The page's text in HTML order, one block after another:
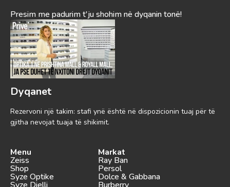
Presim me padurim t'ju shohim në dyqanin tonë!
Dyqanet
Rezervoni një takim: stafi ynë është në dispozicionin tuaj për të
gjitha nevojat tuaja të shikimit.
Menu
Zeiss
Shop
Syze Optike
Markat
Ray Ban
Persol
Dolce & Gabbana